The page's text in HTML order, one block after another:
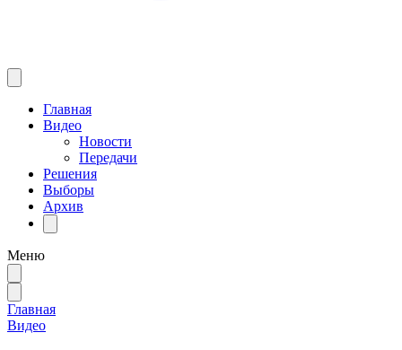
Главная
Видео
Новости
Передачи
Решения
Выборы
Архив
Меню
Главная
Видео